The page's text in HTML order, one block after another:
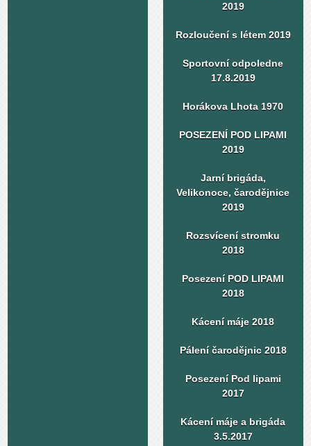
2019
Rozloučení s létem 2019
Sportovní odpoledne
17.8.2019
Horákova Lhota 1970
POSEZENÍ POD LIPAMI
2019
Jarní brigáda,
Velikonoce, čarodějnice
2019
Rozsvícení stromku
2018
Posezení POD LIPAMI
2018
Kácení máje 2018
Pálení čarodějnic 2018
Posezení Pod lipami
2017
Kácení máje a brigáda
3.5.2017